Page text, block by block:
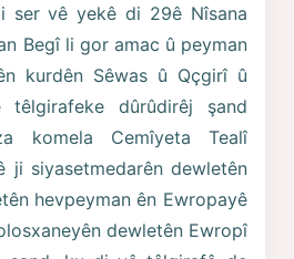
ser vê yekê di 29ê Nîsana
Begî li gor amac û peyman
kurdên Sêwas û Qçgirî û
têlgirafeke dûrûdirêj şand
komela Cemîyeta Tealî
ji siyasetmedarên dewletên
hevpeyman ên Ewropayê
dewletên Ewropî